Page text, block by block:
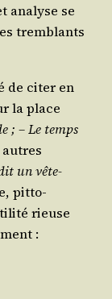
ana­lyse se
trem­blants
de citer en
la place
; – Le temps
un vête­
pit­to­
rieuse
: